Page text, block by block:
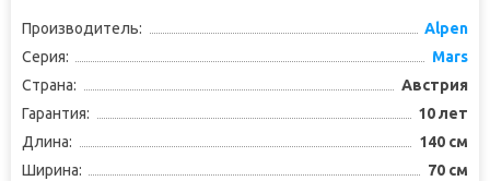
Производитель:
Alpen
Серия:
Mars
Страна:
Австрия
Гарантия:
10 лет
Длина:
140 см
Ширина:
70 см